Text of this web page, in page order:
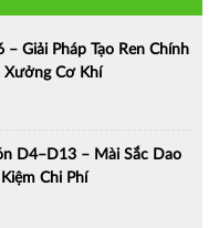
Giải Pháp Tạo Ren Chính
Xưởng Cơ Khí
D4–D13 – Mài Sắc Dao
Chi Phí